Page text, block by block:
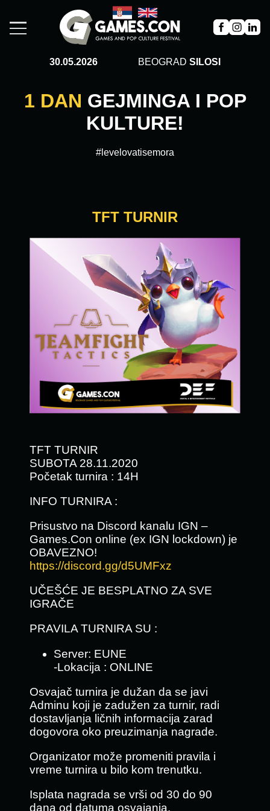
30.05.2026 BEOGRAD SILOSI
1 DAN GEJMINGA I POP
KULTURE!
#levelovatisemora
TFT TURNIR
TFT TURNIR
SUBOTA 28.11.2020
Početak turnira : 14H
INFO TURNIRA :
Prisustvo na Discord kanalu IGN –
Games.Con online (ex IGN lockdown) je
OBAVEZNO!
https://discord.gg/d5UMFxz
UČEŠĆE JE BESPLATNO ZA SVE
IGRAČE
PRAVILA TURNIRA SU :
Server: EUNE
-Lokacija : ONLINE
Osvajač turnira je dužan da se javi
Adminu koji je zadužen za turnir, radi
dostavljanja ličnih informacija zarad
dogovora oko preuzimanja nagrade.
Organizator može promeniti pravila i
vreme turnira u bilo kom trenutku.
Isplata nagrada se vrši od 30 do 90
dana od datuma osvajanja.